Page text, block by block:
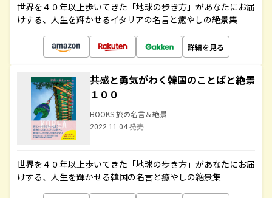
世界を４０年以上歩いてきた「地球の歩き方」があなたにお届
けする、人生を輝かせるイタリアの名言と癒やしの絶景集
詳細を見る
共感と勇気がわく韓国のことばと絶景
１００
BOOKS 旅の名言＆絶景
2022.11.04 発売
世界を４０年以上歩いてきた「地球の歩き方」があなたにお届
けする、人生を輝かせる韓国の名言と癒やしの絶景集